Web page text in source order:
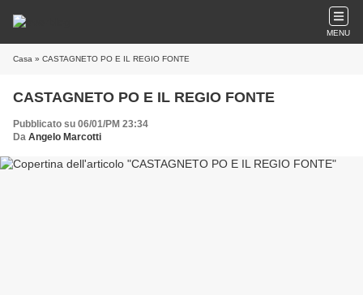
MENU
Casa » CASTAGNETO PO E IL REGIO FONTE
CASTAGNETO PO E IL REGIO FONTE
Pubblicato su 06/01/PM 23:34
Da Angelo Marcotti